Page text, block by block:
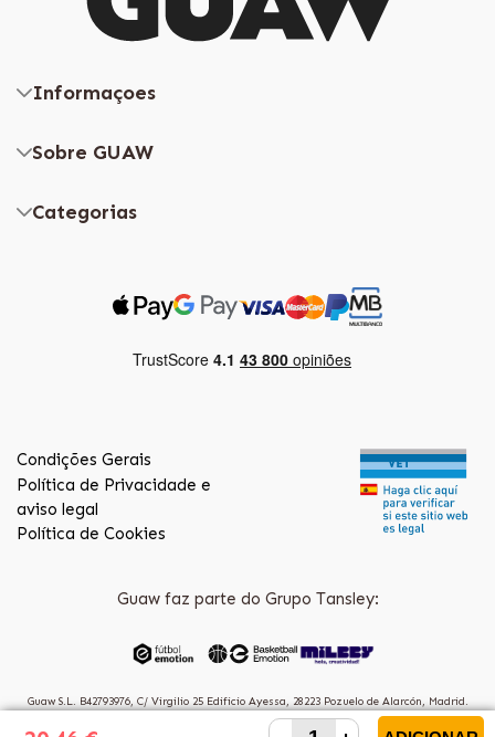
Informaçoes
Sobre GUAW
Categorias
Condições Gerais
Política de Privacidade e
aviso legal
Política de Cookies
Guaw faz parte do Grupo Tansley:
Guaw S.L. B42793976, C/ Virgilio 25 Edificio Ayessa, 28223 Pozuelo de Alarcón, Madrid.